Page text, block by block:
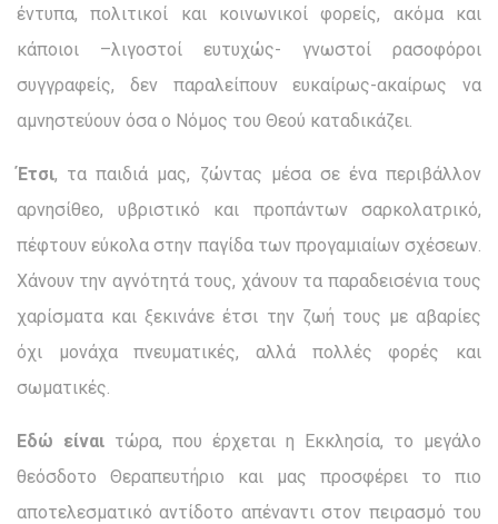
έντυπα, πολιτικοί και κοινωνικοί φορείς, ακόμα και
κάποιοι –λιγοστοί ευτυχώς- γνωστοί ρασοφόροι
συγγραφείς, δεν παραλείπουν ευκαίρως-ακαίρως να
αμνηστεύουν όσα ο Νόμος του Θεού καταδικάζει.
Έτσι, τα παιδιά μας, ζώντας μέσα σε ένα περιβάλλον
αρνησίθεο, υβριστικό και προπάντων σαρκολατρικό,
πέφτουν εύκολα στην παγίδα των προγαμιαίων σχέσεων.
Χάνουν την αγνότητά τους, χάνουν τα παραδεισένια τους
χαρίσματα και ξεκινάνε έτσι την ζωή τους με αβαρίες
όχι μονάχα πνευματικές, αλλά πολλές φορές και
σωματικές.
Εδώ είναι τώρα, που έρχεται η Εκκλησία, το μεγάλο
θεόσδοτο Θεραπευτήριο και μας προσφέρει το πιο
αποτελεσματικό αντίδοτο απέναντι στον πειρασμό του